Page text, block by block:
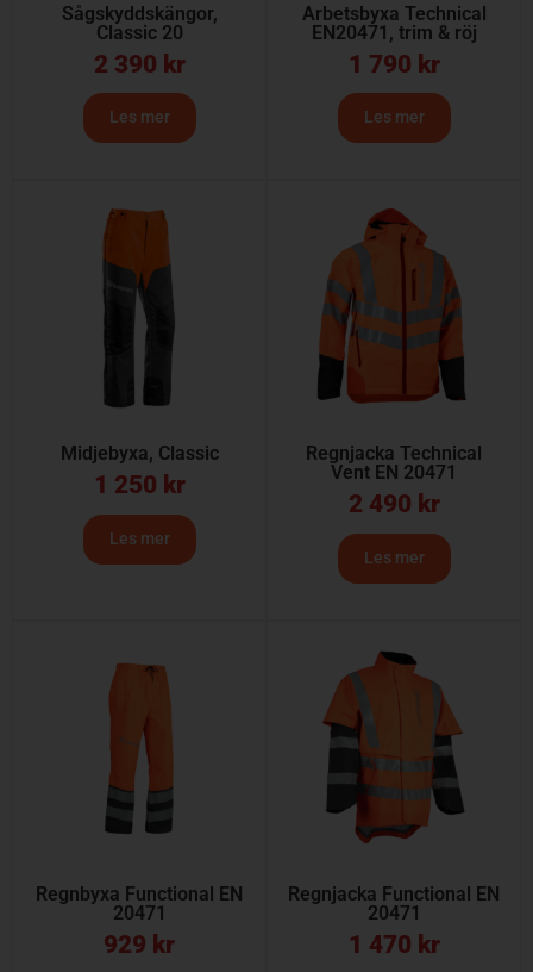
Sågskyddskängor,
Classic 20
2 390 kr
Les mer
Arbetsbyxa Technical
EN20471, trim & röj
1 790 kr
Les mer
Midjebyxa, Classic
1 250 kr
Les mer
Regnjacka Technical
Vent EN 20471
2 490 kr
Les mer
Regnbyxa Functional EN
20471
929 kr
Regnjacka Functional EN
20471
1 470 kr